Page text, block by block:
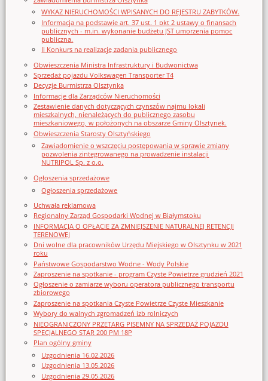
WYKAZ NIERUCHOMOŚCI WPISANYCH DO REJESTRU ZABYTKÓW.
Informacja na podstawie art. 37 ust. 1 pkt 2 ustawy o finansach
publicznych - m.in. wykonanie budżetu JST umorzenia pomoc
publiczna.
II Konkurs na realizację zadania publicznego
Obwieszczenia Ministra Infrastruktury i Budwonictwa
Sprzedaż pojazdu Volkswagen Transporter T4
Decyzje Burmistrza Olsztynka
Informacje dla Zarządców Nieruchomości
Zestawienie danych dotyczących czynszów najmu lokali
mieszkalnych, nienależących do publicznego zasobu
mieszkaniowego, w położonych na obszarze Gminy Olsztynek.
Obwieszczenia Starosty Olsztyńskiego
Zawiadomienie o wszczęciu postępowania w sprawie zmiany
pozwolenia zintegrowanego na prowadzenie instalacji
NUTRIPOL Sp. z o.o.
Ogłoszenia sprzedażowe
Ogłoszenia sprzedażowe
Uchwała reklamowa
Regionalny Zarząd Gospodarki Wodnej w Białymstoku
INFORMACJA O OPŁACIE ZA ZMNIEJSZENIE NATURALNEJ RETENCJI
TERENOWEJ
Dni wolne dla pracowników Urzędu Miejskiego w Olsztynku w 2021
roku
Państwowe Gospodarstwo Wodne - Wody Polskie
Zaproszenie na spotkanie - program Czyste Powietrze grudzień 2021
Ogłoszenie o zamiarze wyboru operatora publicznego transportu
zbiorowego
Zaproszenie na spotkania Czyste Powietrze Czyste Mieszkanie
Wybory do walnych zgromadzeń izb rolniczych
NIEOGRANICZONY PRZETARG PISEMNY NA SPRZEDAŻ POJAZDU
SPECJALNEGO STAR 200 PM 18P
Plan ogólny gminy
Uzgodnienia 16.02.2026
Uzgodnienia 13.05.2026
Uzgodnienia 29.05.2026